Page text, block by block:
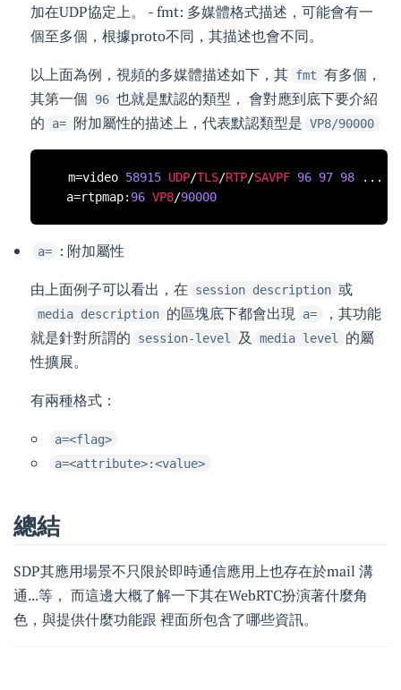
加在UDP協定上。 - fmt: 多媒體格式描述，可能會有一
個至多個，根據proto不同，其描述也會不同。
以上面為例，視頻的多媒體描述如下，其 fmt 有多個，
其第一個
96 也就是默認的類型， 會對應到底下要介紹
的
a= 附加屬性的描述上，代表默認類型是 VP8/90000
  m
=video 58915 UDP/TLS/RTP/SAVPF 96 97 98
...
  a
=rtpmap: 96 VP8/90000
a=
: 附加屬性
由上面例子可以看出，在
session description 或
media description 的區塊底下都會出現 a=
，其功能
就是針對所謂的
session-level 及 media level
的屬
性擴展。
有兩種格式：
a=<flag>
a=<attribute>:<value>
總結
SDP其應用場景不只限於即時通信應用上也存在於mail 溝
通...等， 而這邊大概了解一下其在WebRTC扮演著什麼角
色，與提供什麼功能跟 裡面所包含了哪些資訊。